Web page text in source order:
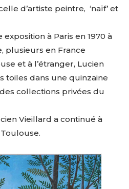
d’artiste peintre, ‘naïf’ et
à Paris en 1970 à
plusieurs en France
et à l’étranger, Lucien
toiles dans une quinzaine
collections privées du
Vieillard a continué à